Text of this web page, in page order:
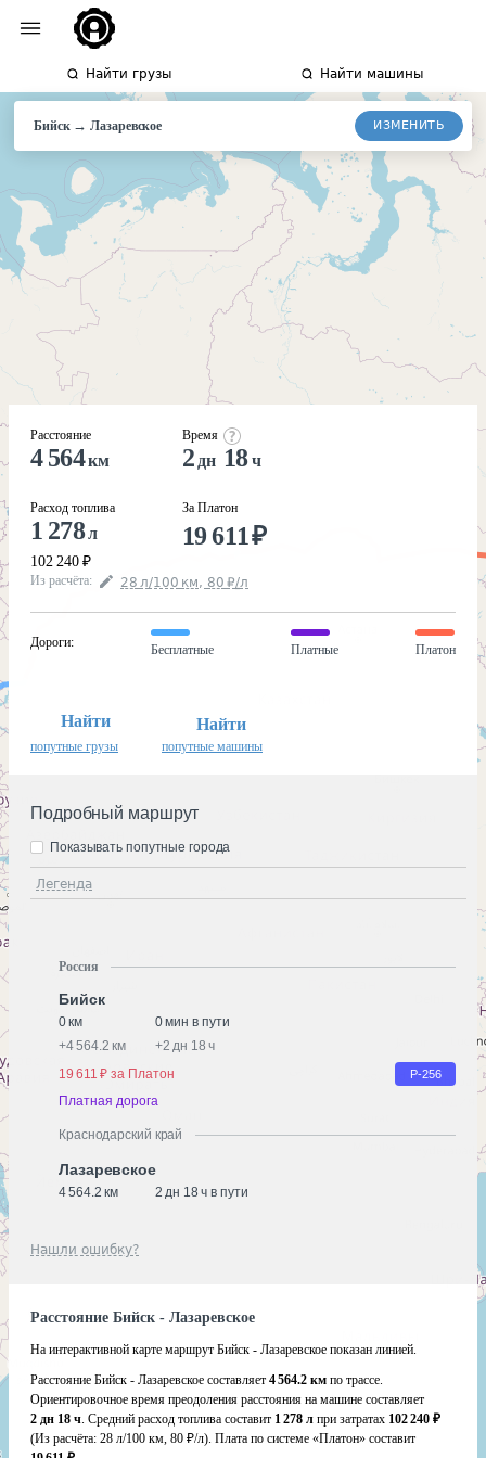
Найти грузы Найти машины
Бийск→Лазаревское ИЗМЕНИТЬ
Расстояние
4 564км
Расход топлива
1 278л
102 240 ₽
Время
2 дн 18ч
За Платон
19 611₽
Из расчёта: 28 л/100 км, 80 ₽/л
Дороги:
Бесплатные Платные Платон
Найти
попутные грузы
Найти
попутные машины
Подробный маршрут
Легенда
Показывать попутные города
Россия
Бийск
0 км
0 мин в пути
+4 564.2 км +2 дн 18 ч
19 611 ₽ за Платон
Р-256
Платная дорога
Краснодарский край
Лазаревское
4 564.2 км 2 дн 18 ч в пути
Нашли ошибку?
Расстояние Бийск - Лазаревское
На интерактивной карте маршрут Бийск - Лазаревское показан линией.
Расстояние Бийск - Лазаревское составляет 4 564.2 км по трассе.
Ориентировочное время преодоления расстояния на машине составляет
2 дн 18 ч. Средний расход топлива составит 1 278 л при затратах 102 240 ₽
(Из расчёта: 28 л/100 км, 80 ₽/л). Плата по системе «Платон» составит